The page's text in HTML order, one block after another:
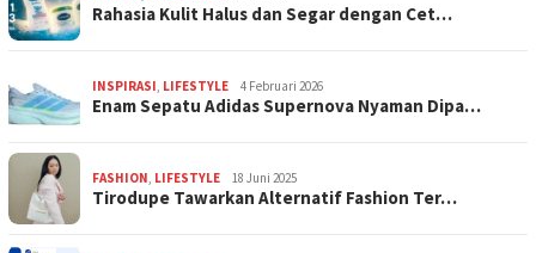
Rahasia Kulit Halus dan Segar dengan Cet…
INSPIRASI, LIFESTYLE 4 Februari 2026
Enam Sepatu Adidas Supernova Nyaman Dipa…
FASHION, LIFESTYLE 18 Juni 2025
Tirodupe Tawarkan Alternatif Fashion Ter…